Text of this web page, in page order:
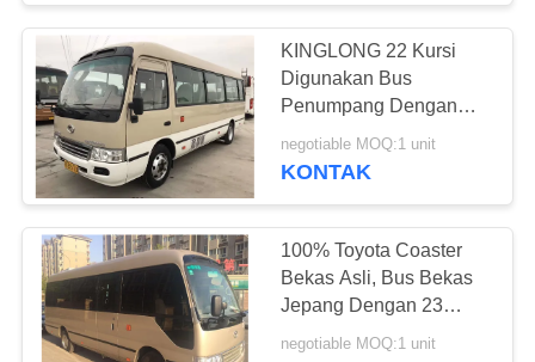
Truk kargo bekas
KINGLONG 22 Kursi
Digunakan Bus
Penumpang Dengan
Mesin Diesel YC 2014
Buatan Tahun
negotiable MOQ:1 unit
KONTAK
100% Toyota Coaster
Bekas Asli, Bus Bekas
Jepang Dengan 23
Kursi
negotiable MOQ:1 unit